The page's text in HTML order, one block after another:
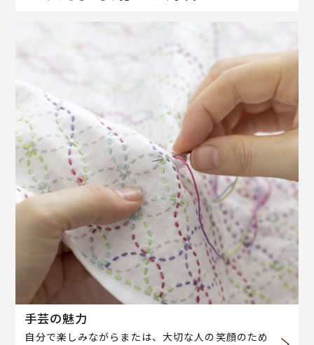
手芸の魅力
自分で楽しみながらまたは、大切な人の笑顔のため